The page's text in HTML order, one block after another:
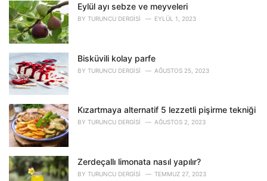
o
r
i
e
:
Eylül ayı sebze ve meyveleri
BY TURUNCU DERGISI EYLÜL 1, 2023
Bisküvili kolay parfe
BY TURUNCU DERGISI AĞUSTOS 25, 2023
Kızartmaya alternatif 5 lezzetli pişirme tekniği
BY TURUNCU DERGISI AĞUSTOS 2, 2023
Zerdeçallı limonata nasıl yapılır?
BY TURUNCU DERGISI TEMMUZ 27, 2023